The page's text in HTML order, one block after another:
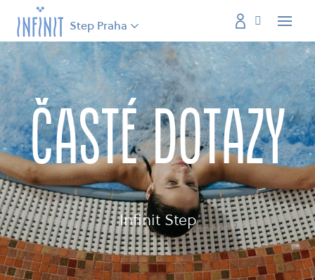
Menu
Step Praha
ČASTÉ DOTAZY
Infinit Step